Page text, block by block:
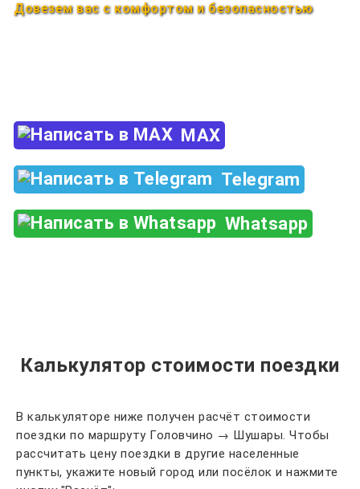
Довезем вас с комфортом и безопасностью
MAX
Telegram
Whatsapp
Калькулятор стоимости поездки
В калькуляторе ниже получен расчёт стоимости
поездки по маршруту Головчино → Шушары. Чтобы
рассчитать цену поездки в другие населенные
пункты, укажите новый город или посёлок и нажмите